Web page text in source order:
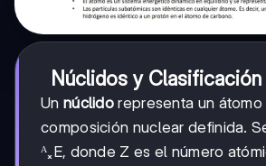
Núclidos y
Un núclido representa un
composición nuclear definida.
ᴬₓE, donde Z es el número